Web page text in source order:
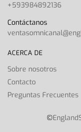
+593984892136
ACERCA DE
Sobre nosotros
Contacto
Preguntas Frecuentes
©